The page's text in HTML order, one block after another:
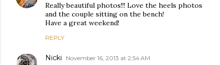
Really beautiful photos!!! Love the heels photos
and the couple sitting on the bench!
Have a great weekend!
REPLY
Nicki November 16, 2013 at 2:54 AM